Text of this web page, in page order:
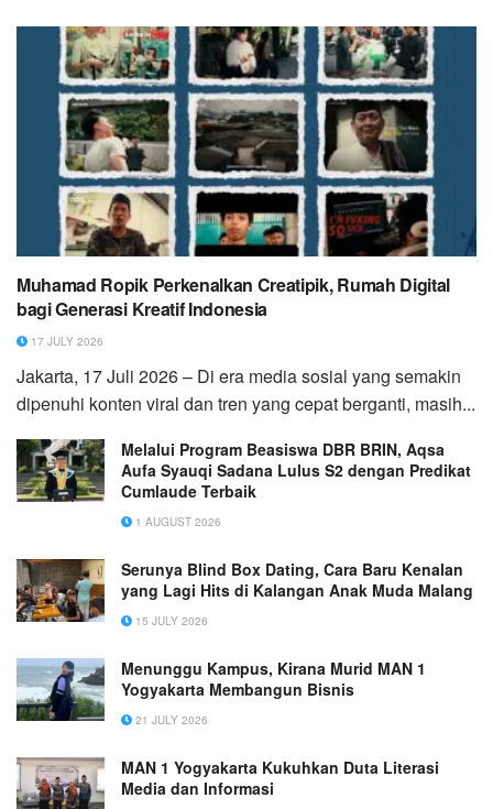
Muhamad Ropik Perkenalkan Creatipik, Rumah Digital
bagi Generasi Kreatif Indonesia
17 JULY 2026
Jakarta, 17 Juli 2026 – Di era media sosial yang semakin
dipenuhi konten viral dan tren yang cepat berganti, masih...
Melalui Program Beasiswa DBR BRIN, Aqsa
Aufa Syauqi Sadana Lulus S2 dengan Predikat
Cumlaude Terbaik
1 AUGUST 2026
Serunya Blind Box Dating, Cara Baru Kenalan
yang Lagi Hits di Kalangan Anak Muda Malang
15 JULY 2026
Menunggu Kampus, Kirana Murid MAN 1
Yogyakarta Membangun Bisnis
21 JULY 2026
MAN 1 Yogyakarta Kukuhkan Duta Literasi
Media dan Informasi